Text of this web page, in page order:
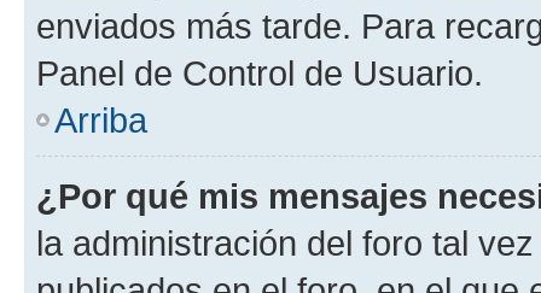
enviados más tarde. Para
Panel de Control de Usuario.
Arriba
¿Por qué mis mensajes
la administración del foro tal